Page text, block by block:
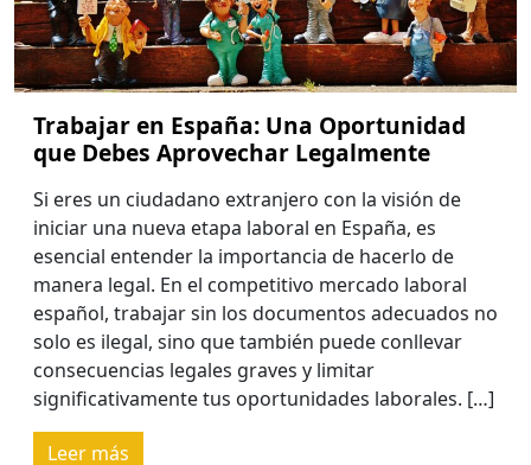
Trabajar en España: Una Oportunidad
que Debes Aprovechar Legalmente
Si eres un ciudadano extranjero con la visión de
iniciar una nueva etapa laboral en España, es
esencial entender la importancia de hacerlo de
manera legal. En el competitivo mercado laboral
español, trabajar sin los documentos adecuados no
solo es ilegal, sino que también puede conllevar
consecuencias legales graves y limitar
significativamente tus oportunidades laborales. […]
Leer más